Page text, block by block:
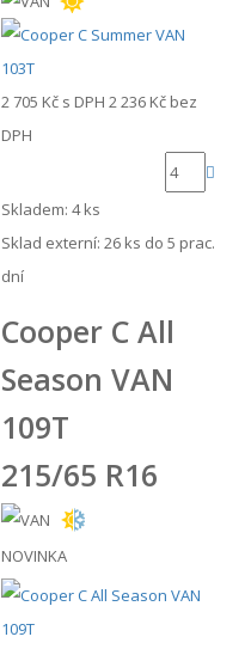
2 705 Kč s DPH 2 236 Kč bez
DPH
Skladem: 4 ks
Sklad externí: 26 ks do 5 prac.
dní
Cooper C All
Season VAN
109T
215/65 R16
NOVINKA